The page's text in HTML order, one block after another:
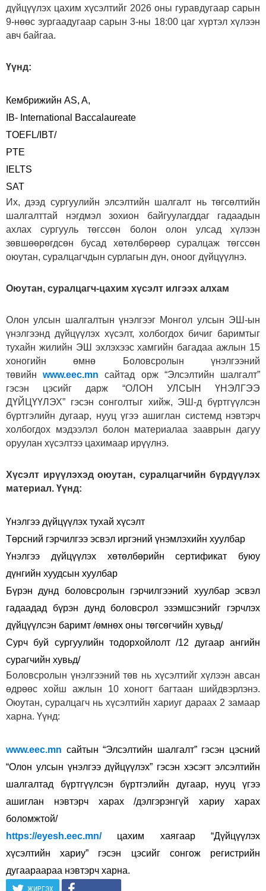
дүйцүүлэх цахим хүсэлтийг 2026 оны гуравдугаар сарын
9-нөөс зургаадугаар сарын 3-ны 18:00 цаг хүртэл хүлээн
авч байгаа.
Үүнд:
Кембрижийн AS, A,
IB- International Baccalaureate
TOEFL/IBT/
PTE
IELTS
SAT
Их, дээд сургуулийн элсэлтийн шалгалт нь төгсөлтийн
шалгалттай нэгдмэл зохион байгуулагддаг гадаадын
ахлах сургууль төгссөн болон олон улсад хүлээн
зөвшөөрөгдсөн бусад хөтөлбөрөөр суралцаж төгссөн
оюутан, суралцагчдын сурлагын дүн, оноог дүйцүүлнэ.
Оюутан, суралцагч-цахим хүсэлт илгээх алхам
Олон улсын шалгалтын үнэлгээг Монгол улсын ЭШ-ын
үнэлгээнд дүйцүүлэх хүсэлт, холбогдох бичиг баримтыг
тухайн жилийн ЭШ эхлэхээс хамгийн багадаа ажлын 15
хоногийн өмнө Боловсролын үнэлгээний
төвийнwww.eec.mn сайтад орж “Элсэлтийн шалгалт”
гэсэн цэсийг дарж “ОЛОН УЛСЫН ҮНЭЛГЭЭ
ДҮЙЦҮҮЛЭХ” гэсэн сонголтыг хийж, ЭШ-д бүртгүүлсэн
бүртгэлийн дугаар, нууц үгээ ашиглан системд нэвтэрч
холбогдох мэдээлэл болон материалаа зааврын дагуу
оруулан хүсэлтээ цахимаар ирүүлнэ.
Хүсэлт ирүүлэхэд оюутан, суралцагчийн бүрдүүлэх
материал. Үүнд:
Үнэлгээ дүйцүүлэх тухай хүсэлт
Төрсний гэрчилгээ эсвэл иргэний үнэмлэхийн хуулбар
Үнэлгээ дүйцүүлэх хөтөлбөрийн сертификат буюу
дүнгийн хуудсын хуулбар
Бүрэн дунд боловсролын гэрчилгээний хуулбар эсвэл
гадаадад бүрэн дунд боловсрол эзэмшсэнийг гэрчлэх
дүйцүүлсэн баримт /өмнөх оны төгсөгчийн хувьд/
Сурч буй сургуулийн тодорхойлолт /12 дугаар ангийн
сурагчийн хувьд/
Боловсролын үнэлгээний төв нь хүсэлтийг хүлээн авсан
өдрөөс хойш ажлын 10 хоногт багтаан шийдвэрлэнэ.
Оюутан, суралцагч нь хүсэлтийн хариуг дараах 2 замаар
харна. Үүнд:
www.eec.mn сайтын “Элсэлтийн шалгалт” гэсэн цэсний
“Олон улсын үнэлгээ дүйцүүлэх” гэсэн хэсэгт элсэлтийн
шалгалтад бүртгүүлсэн бүртгэлийн дугаар, нууц үгээ
ашиглан нэвтэрч харах /дэлгэрэнгүй хариу харах
боломжтой/
https://eyesh.eec.mn/цахим хаягаар “Дүйцүүлэх
хүсэлтийн хариу” гэсэн цэсийг сонгож регистрийн
дугаараараа нэвтэрч харна.
ЖИРГЭХ